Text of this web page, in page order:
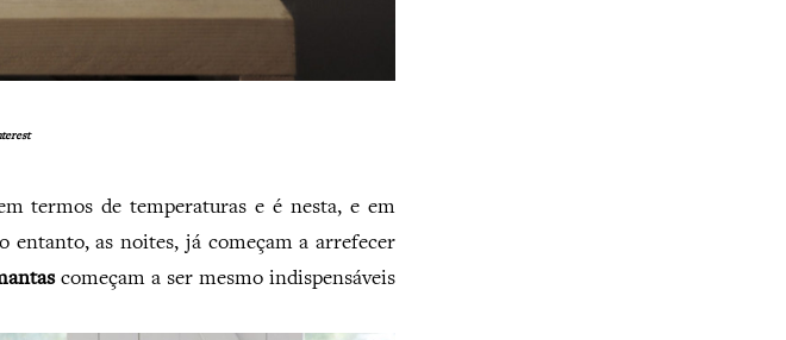
termos de temperaturas e é nesta, e em
entanto, as noites, já começam a arrefecer
começam a ser mesmo indispensáveis